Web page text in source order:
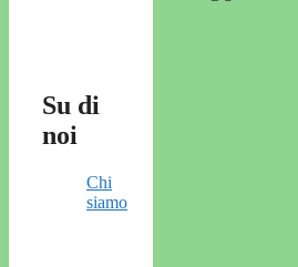
Su di
noi
Chi
siamo